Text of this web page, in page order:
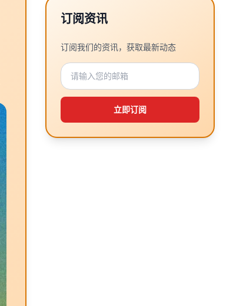
订阅资讯
订阅我们的资讯，获取最新动态
立即订阅